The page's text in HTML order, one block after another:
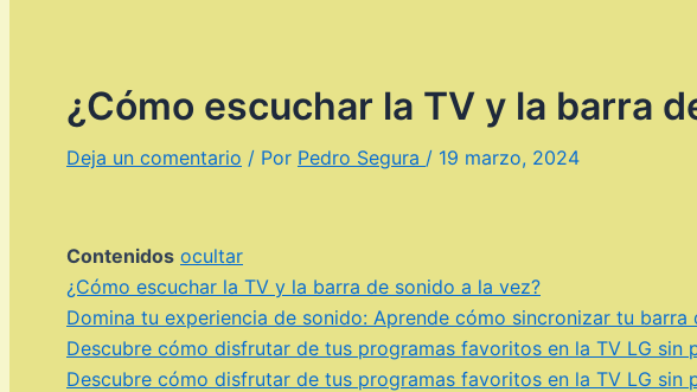
¿Cómo escuchar la TV y la barra
Deja un comentario / Por Pedro Segura / 19 marzo, 2024
Contenidos ocultar
¿Cómo escuchar la TV y la barra de sonido a la vez?
Domina tu experiencia de sonido: Aprende cómo sincronizar tu
Descubre cómo disfrutar de tus programas favoritos en la TV LG sin
Descubre cómo disfrutar de tus programas favoritos en la TV LG sin